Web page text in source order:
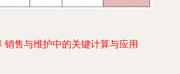
销售与维护中的关键计算与应用